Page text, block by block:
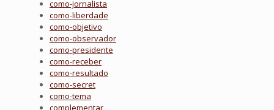
como-jornalista
como-liberdade
como-objetivo
como-observador
como-presidente
como-receber
como-resultado
como-secret
como-tema
complementar